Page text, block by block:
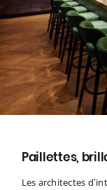
Paillettes,
Les architectes